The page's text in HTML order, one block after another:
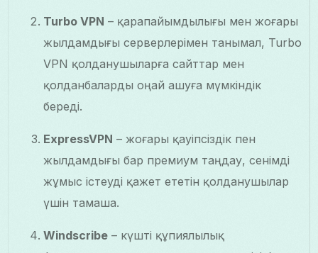
Turbo VPN – қарапайымдылығы мен жоғары
жылдамдығы серверлерімен танымал, Turbo
VPN қолданушыларға сайттар мен
қолданбаларды оңай ашуға мүмкіндік
береді.
ExpressVPN – жоғары қауіпсіздік пен
жылдамдығы бар премиум таңдау, сенімді
жұмыс істеуді қажет ететін қолданушылар
үшін тамаша.
Windscribe – күшті құпиялылық